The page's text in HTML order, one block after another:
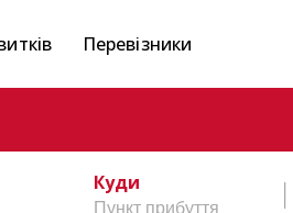
Перевізники
Куди